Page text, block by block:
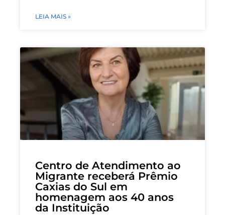
LEIA MAIS »
Centro de Atendimento ao
Migrante receberá Prêmio
Caxias do Sul em
homenagem aos 40 anos
da Instituição